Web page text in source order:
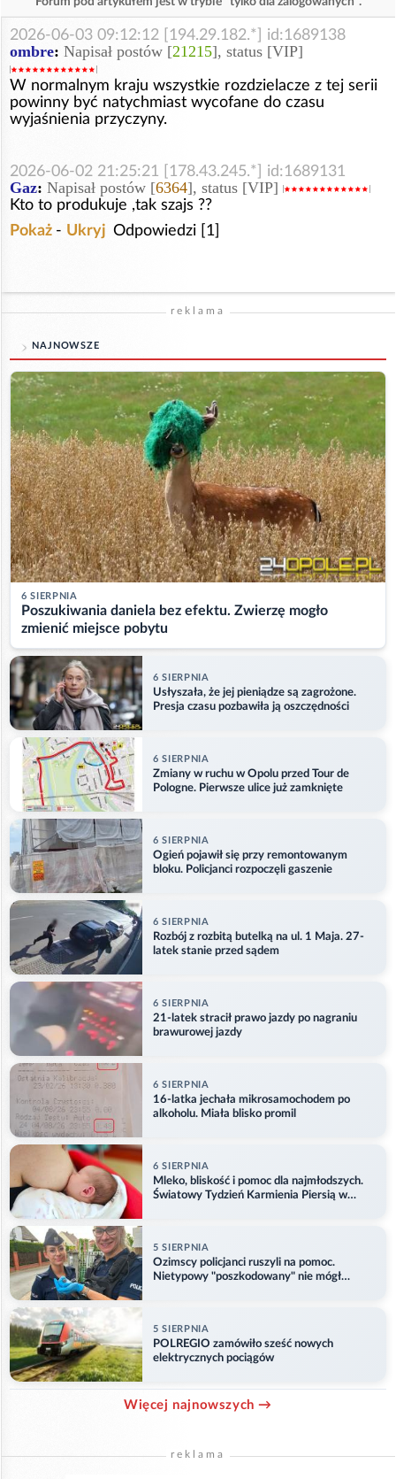
2026-06-03 09:12:12 [194.29.182.*] id:1689138
ombre: Napisał postów [21215], status [VIP]
W normalnym kraju wszystkie rozdzielacze z tej serii
powinny być natychmiast wycofane do czasu
wyjaśnienia przyczyny.
2026-06-02 21:25:21 [178.43.245.*] id:1689131
Gaz: Napisał postów [6364], status [VIP]
Kto to produkuje ,tak szajs ??
Pokaż - Ukryj Odpowiedzi [1]
reklama
NAJNOWSZE
6 SIERPNIA
Poszukiwania daniela bez efektu. Zwierzę mogło
zmienić miejsce pobytu
6 SIERPNIA
Usłyszała, że jej pieniądze są zagrożone.
Presja czasu pozbawiła ją oszczędności
6 SIERPNIA
Zmiany w ruchu w Opolu przed Tour de
Pologne. Pierwsze ulice już zamknięte
6 SIERPNIA
Ogień pojawił się przy remontowanym
bloku. Policjanci rozpoczęli gaszenie
6 SIERPNIA
Rozbój z rozbitą butelką na ul. 1 Maja. 27-
latek stanie przed sądem
6 SIERPNIA
21-latek stracił prawo jazdy po nagraniu
brawurowej jazdy
6 SIERPNIA
16-latka jechała mikrosamochodem po
alkoholu. Miała blisko promil
6 SIERPNIA
Mleko, bliskość i pomoc dla najmłodszych.
Światowy Tydzień Karmienia Piersią w
5 SIERPNIA
Ozimscy policjanci ruszyli na pomoc.
Nietypowy "poszkodowany" nie mógł
5 SIERPNIA
POLREGIO zamówiło sześć nowych
elektrycznych pociągów
Więcej najnowszych →
reklama